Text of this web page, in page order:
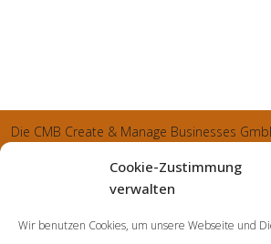
Cookie-Zustimmung
verwalten
Wir benutzen Cookies, um unsere Webseite und
Die CMB Create & Manage Businesses
und sämtliche generierte Aufträge an die
weist nachdrücklich darauf hin, dass wir in